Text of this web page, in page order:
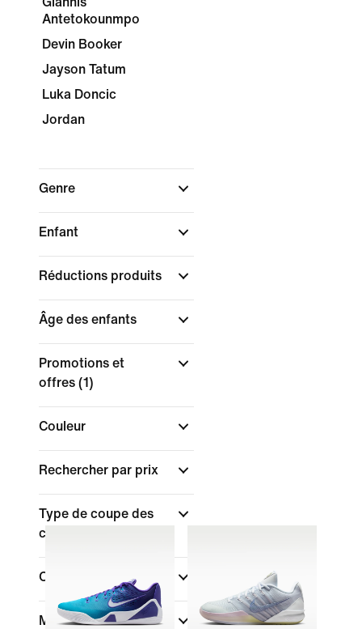
Antetokounmpo
Devin Booker
Jayson Tatum
Luka Doncic
Jordan
Genre
Enfant
Réductions produits
Âge des enfants
Promotions et
offres (1)
Couleur
Rechercher par prix
Type de coupe des
chaussures
Collections
Marque